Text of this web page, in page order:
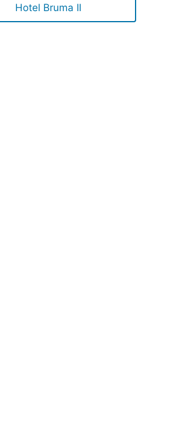
Hotel Bruma II